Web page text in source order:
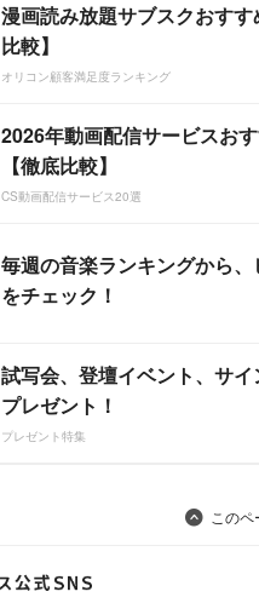
漫画読み放題サブスクおす
比較】
オリコン顧客満足度ランキング
2026年動画配信サービスお
【徹底比較】
CS動画配信サービス20選
毎週の音楽ランキングから
をチェック！
試写会、登壇イベント、サ
プレゼント！
プレゼント特集
この